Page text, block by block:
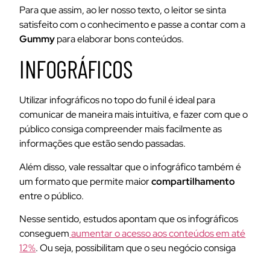
Para que assim, ao ler nosso texto, o leitor se sinta
satisfeito com o conhecimento e passe a contar com a
Gummypara elaborar bons conteúdos.
INFOGRÁFICOS
Utilizar infográficos no topo do funil é ideal para
comunicar de maneira mais intuitiva, e fazer com que o
público consiga compreender mais facilmente as
informações que estão sendo passadas.
Além disso, vale ressaltar que o infográfico também é
um formato que permite maiorcompartilhamento
entre o público.
Nesse sentido, estudos apontam que os infográficos
conseguem aumentar o acesso aos conteúdos em até
12%. Ou seja, possibilitam que o seu negócio consiga